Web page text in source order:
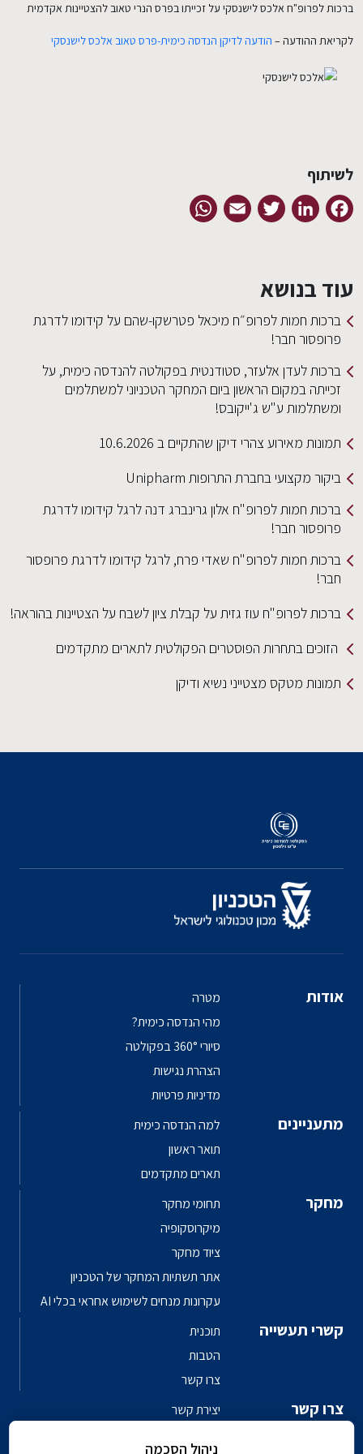
ברכות לפרופ"ח אלכס לישנסקי על זכייתו בפרס הנרי טאוב להצטיינות אקדמית
לקריאת ההודעה – הודעה לדיקן הנדסה כימית-פרס טאוב אלכס לישנסקי
לשיתוף
Facebook
LinkedIn
Twitter
Email
עוד בנושא
ברכות חמות לפרופ״ח מיכאל פטרשקו-שהם על קידומו לדרגת
פרופסור חבר!
ברכות לעדן אלעזר, סטודנטית בפקולטה להנדסה כימית, על
זכייתה במקום הראשון ביום המחקר הטכניוני למשתלמים
ומשתלמות ע"ש ג'ייקובס!
תמונות מאירוע צהרי דיקן שהתקיים ב 10.6.2026
ביקור מקצועי בחברת התרופות Unipharm
ברכות חמות לפרופ"ח אלון גרינברג דנה לרגל קידומו לדרגת
פרופסור חבר!
ברכות חמות לפרופ"ח שאדי פרח, לרגל קידומו לדרגת פרופסור
חבר!
ברכות לפרופ"ח עוז גזית על קבלת ציון לשבח על הצטיינות בהוראה!
הזוכים בתחרות הפוסטרים הפקולטית לתארים מתקדמים
תמונות מטקס מצטייני נשיא ודיקן
אודות
מטרה
מהי הנדסה כימית?
סיורי 360° בפקולטה
הצהרת נגישות
מדיניות פרטיות
מתעניינים
למה הנדסה כימית
תואר ראשון
תארים מתקדמים
מחקר
תחומי מחקר
מיקרוסקופיה
ציוד מחקר
אתר תשתיות המחקר של הטכניון
עקרונות מנחים לשימוש אחראי בכלי AI
קשרי תעשייה
תוכנית
הטבות
צרו קשר
צרו קשר
יצירת קשר
ניהול הסכמה